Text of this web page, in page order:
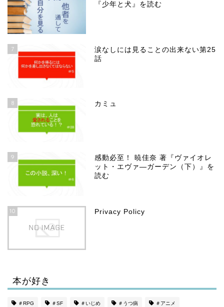
『少年と犬』を読む
7
涙なしには見ることの出来ない第25
話
8 カミュ
9
感動必至！ 暁佳奈 著『ヴァイオレ
ット・エヴァ―ガーデン（下）』を
読む
10 Privacy Policy
本が好き
＃RPG ＃SF ＃いじめ ＃うつ病 ＃アニメ